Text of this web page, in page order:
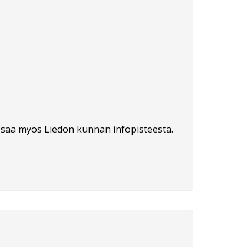
myös Liedon kunnan infopisteestä.